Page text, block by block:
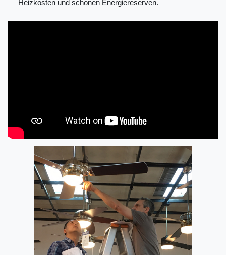
Heizkosten und schonen Energiereserven.